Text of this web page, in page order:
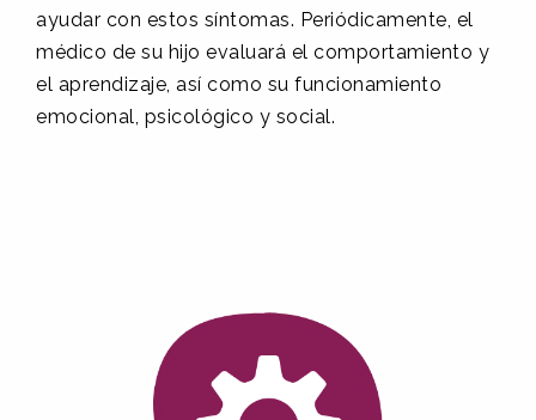
ayudar con estos síntomas. Periódicamente, el
médico de su hijo evaluará el comportamiento y
el aprendizaje, así como su funcionamiento
emocional, psicológico y social.